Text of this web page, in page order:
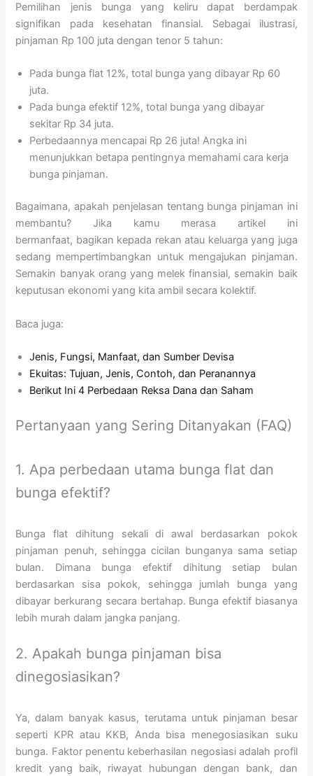
Pemilihan jenis bunga yang keliru dapat berdampak
signifikan pada kesehatan finansial. Sebagai ilustrasi,
pinjaman Rp 100 juta dengan tenor 5 tahun:
Pada bunga flat 12%, total bunga yang dibayar Rp 60
juta.
Pada bunga efektif 12%, total bunga yang dibayar
sekitar Rp 34 juta.
Perbedaannya mencapai Rp 26 juta! Angka ini
menunjukkan betapa pentingnya memahami cara kerja
bunga pinjaman.
Bagaimana, apakah penjelasan tentang bunga pinjaman ini
membantu? Jika kamu merasa artikel ini
bermanfaat, bagikan kepada rekan atau keluarga yang juga
sedang mempertimbangkan untuk mengajukan pinjaman.
Semakin banyak orang yang melek finansial, semakin baik
keputusan ekonomi yang kita ambil secara kolektif.
Baca juga:
Jenis, Fungsi, Manfaat, dan Sumber Devisa
Ekuitas: Tujuan, Jenis, Contoh, dan Peranannya
Berikut Ini 4 Perbedaan Reksa Dana dan Saham
Pertanyaan yang Sering Ditanyakan (FAQ)
1. Apa perbedaan utama bunga flat dan
bunga efektif?
Bunga flat dihitung sekali di awal berdasarkan pokok
pinjaman penuh, sehingga cicilan bunganya sama setiap
bulan. Dimana bunga efektif dihitung setiap bulan
berdasarkan sisa pokok, sehingga jumlah bunga yang
dibayar berkurang secara bertahap. Bunga efektif biasanya
lebih murah dalam jangka panjang.
2. Apakah bunga pinjaman bisa
dinegosiasikan?
Ya, dalam banyak kasus, terutama untuk pinjaman besar
seperti KPR atau KKB, Anda bisa menegosiasikan suku
bunga. Faktor penentu keberhasilan negosiasi adalah profil
kredit yang baik, riwayat hubungan dengan bank, dan